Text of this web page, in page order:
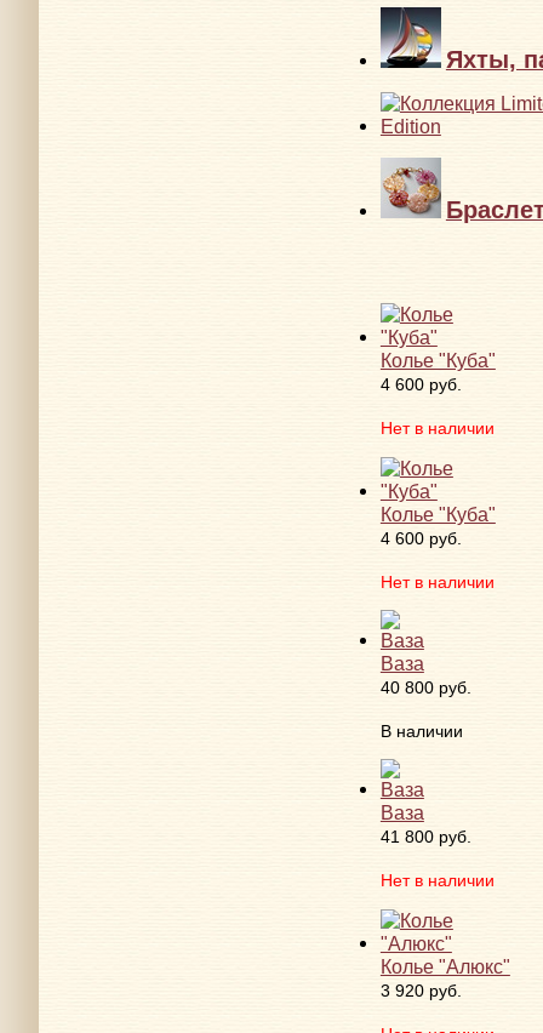
Яхты,
Колье "Куба"
4 600 руб.
Нет в наличии
Колье "Куба"
4 600 руб.
Нет в наличии
Ваза
40 800 руб.
В наличии
Ваза
41 800 руб.
Нет в наличии
Колье "Алюкс"
3 920 руб.